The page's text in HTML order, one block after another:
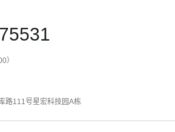
）
路111号星宏科技园A栋